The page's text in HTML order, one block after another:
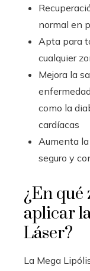
normal en
Apta para
cualquier
Mejora la
como la
cardíacas
Aumenta
seguro y
¿En qué
aplicar
Láser?
La Mega